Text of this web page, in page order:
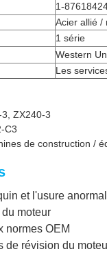
1-
Acier allié /
1 série
Western
Les
ZX240-3
C3
de construction /
et l'usure
moteur
normes OEM
de révision du